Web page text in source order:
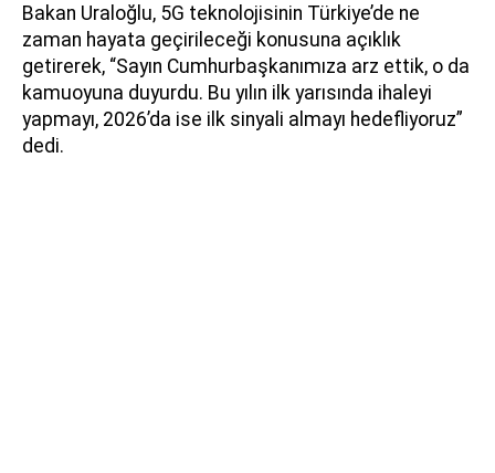
Bakan Uraloğlu, 5G teknolojisinin Türkiye’de ne
zaman hayata geçirileceği konusuna açıklık
getirerek, “Sayın Cumhurbaşkanımıza arz ettik, o da
kamuoyuna duyurdu. Bu yılın ilk yarısında ihaleyi
yapmayı, 2026’da ise ilk sinyali almayı hedefliyoruz”
dedi.